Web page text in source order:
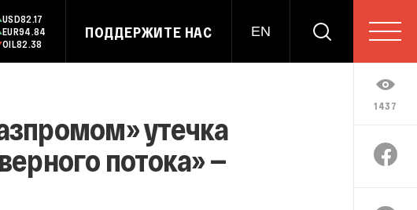
USD82.17
EUR94.84
OIL82.38
ПОДДЕРЖИТЕ НАС EN
1437
утечка
потока» —